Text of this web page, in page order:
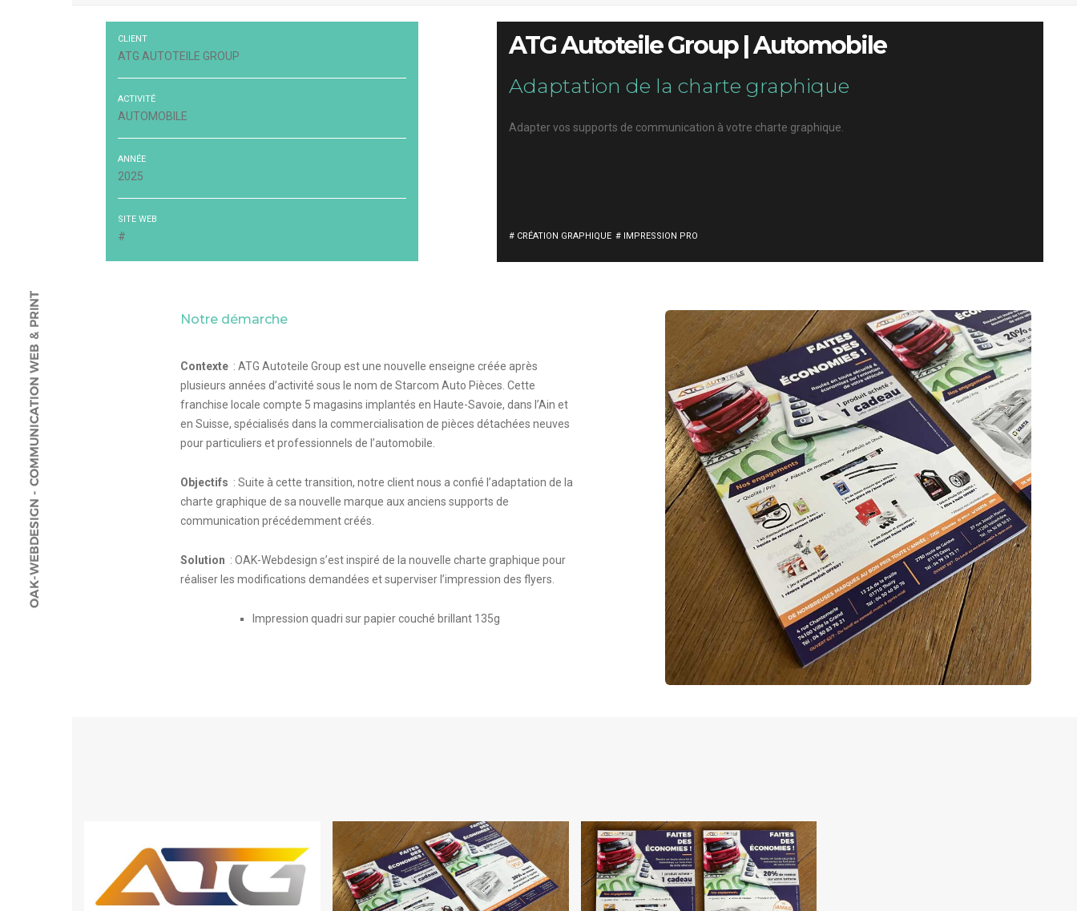
CLIENT
ATG AUTOTEILE GROUP
ACTIVITÉ
AUTOMOBILE
ANNÉE
2025
SITE WEB
#
ATG Autoteile Group | Automobile
Adaptation de la charte graphique
Adapter vos supports de communication à votre charte graphique.
# CRÉATION GRAPHIQUE # IMPRESSION PRO
Notre démarche
Contexte : ATG Autoteile Group est une nouvelle enseigne créée après
plusieurs années d’activité sous le nom de Starcom Auto Pièces. Cette
franchise locale compte 5 magasins implantés en Haute-Savoie, dans l’Ain et
en Suisse, spécialisés dans la commercialisation de pièces détachées neuves
pour particuliers et professionnels de l’automobile.
Objectifs : Suite à cette transition, notre client nous a confié l’adaptation de la
charte graphique de sa nouvelle marque aux anciens supports de
communication précédemment créés.
Solution : OAK-Webdesign s’est inspiré de la nouvelle charte graphique pour
réaliser les modifications demandées et superviser l’impression des flyers.
Impression quadri sur papier couché brillant 135g